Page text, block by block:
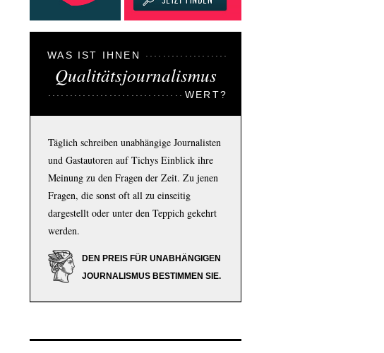
WAS IST IHNEN
Qualitätsjournalismus
WERT?
Täglich schreiben unabhängige Journalisten
und Gastautoren auf Tichys Einblick ihre
Meinung zu den Fragen der Zeit. Zu jenen
Fragen, die sonst oft all zu einseitig
dargestellt oder unter den Teppich gekehrt
werden.
DEN PREIS FÜR UNABHÄNGIGEN
JOURNALISMUS BESTIMMEN SIE.